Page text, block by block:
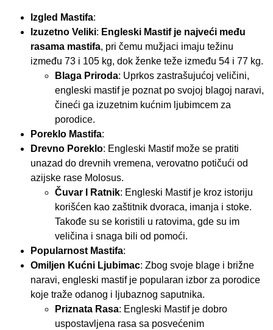
Izgled Mastifa:
Izuzetno Veliki: Engleski Mastif je najveći među
rasama mastifa, pri čemu mužjaci imaju težinu
između 73 i 105 kg, dok ženke teže između 54 i 77 kg.
Blaga Priroda: Uprkos zastrašujućoj veličini,
engleski mastif je poznat po svojoj blagoj naravi,
čineći ga izuzetnim kućnim ljubimcem za
porodice.
Poreklo Mastifa:
Drevno Poreklo: Engleski Mastif može se pratiti
unazad do drevnih vremena, verovatno potičući od
azijske rase Molosus.
Čuvar I Ratnik: Engleski Mastif je kroz istoriju
korišćen kao zaštitnik dvoraca, imanja i stoke.
Takođe su se koristili u ratovima, gde su im
veličina i snaga bili od pomoći.
Popularnost Mastifa:
Omiljen Kućni Ljubimac: Zbog svoje blage i brižne
naravi, engleski mastif je popularan izbor za porodice
koje traže odanog i ljubaznog saputnika.
Priznata Rasa: Engleski Mastif je dobro
uspostavljena rasa sa posvećenim